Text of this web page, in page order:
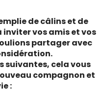
de câlins et de
vos amis et vos
partager avec
suivantes, cela vous
compagnon et
: